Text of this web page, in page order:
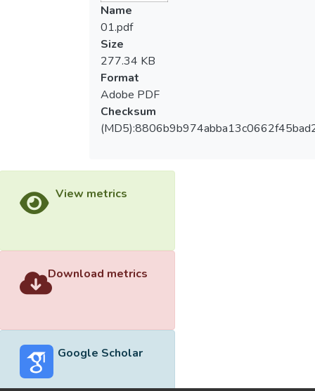
Name
01.pdf
Size
277.34 KB
Format
Adobe PDF
Checksum
View metrics
Download metrics
Google Scholar